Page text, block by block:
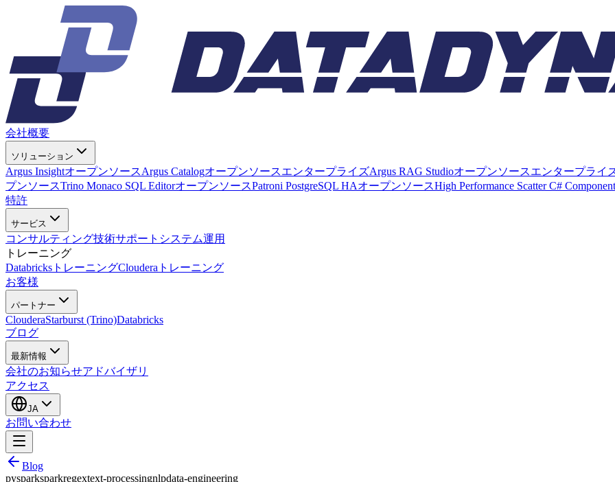
会社概要
ソリューション
Argus InsightオープンソースArgus CatalogオープンソースエンタープライズArgus RAG Studioオープンソースエンタープライ
プンソースTrino Monaco SQL EditorオープンソースPatroni PostgreSQL HAオープンソースHigh Performance Scatter C# Component
特許
サービス
コンサルティング技術サポート システム運用
トレーニング
DatabricksトレーニングClouderaトレーニング
お客様
パートナー
ClouderaStarburst (Trino)Databricks
ブログ
最新情報
会社のお知らせアドバイザリ
アクセス
JA
お問い合わせ
Blog
pysparksparkregextext-processingnlpdata-engineering